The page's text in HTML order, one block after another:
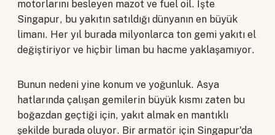
motorlarını besleyen mazot ve fuel oil. İşte
Singapur, bu yakıtın satıldığı dünyanın en büyük
limanı. Her yıl burada milyonlarca ton gemi yakıtı el
değiştiriyor ve hiçbir liman bu hacme yaklaşamıyor.
Bunun nedeni yine konum ve yoğunluk. Asya
hatlarında çalışan gemilerin büyük kısmı zaten bu
boğazdan geçtiği için, yakıt almak en mantıklı
şekilde burada oluyor. Bir armatör için Singapur'da